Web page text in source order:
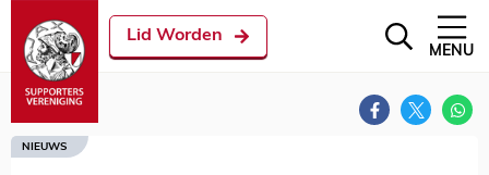
Lid Worden
MENU
NIEUWS